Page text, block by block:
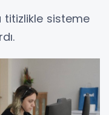
titizlikle sisteme